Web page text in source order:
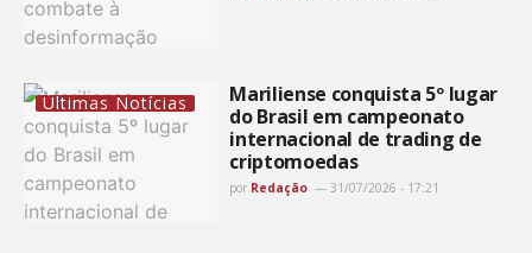
Últimas Notícias
Mariliense conquista 5º lugar
do Brasil em campeonato
internacional de trading de
criptomoedas
por Redação 31/07/2026 - 17:21